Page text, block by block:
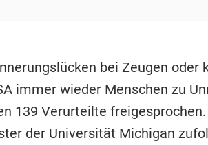
bei Zeugen oder
immer wieder Menschen zu
139 Verurteilte freigesprochen.
der Universität Michigan